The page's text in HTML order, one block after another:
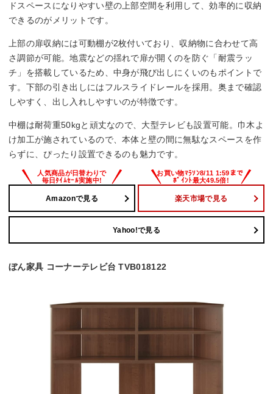
ドスペースになりやすい壁の上部空間を利用して、効率的に収納
できるのがメリットです。
上部の扉収納には可動棚が2枚付いており、収納物に合わせて高
さ調節が可能。地震などの揺れで扉が開くのを防ぐ「耐震ラッ
チ」を搭載しているため、中身が飛び出しにくいのもポイントで
す。下部の引き出しにはフルスライドレールを採用。奥まで確認
しやすく、出し入れしやすいのが特徴です。
中棚は耐荷重50kgと頑丈なので、大型テレビも設置可能。巾木よ
け加工が施されているので、本体と壁の間に無駄なスペースを作
らずに、ぴったり設置できるのも魅力です。
Amazonで見る 楽天市場で見る
Yahoo!で見る
ぼん家具 コーナーテレビ台 TVB018122